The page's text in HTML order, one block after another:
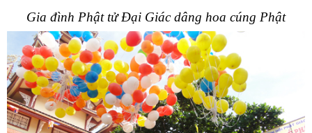
Gia đình Phật tử Đại Giác dâng hoa cúng Phật